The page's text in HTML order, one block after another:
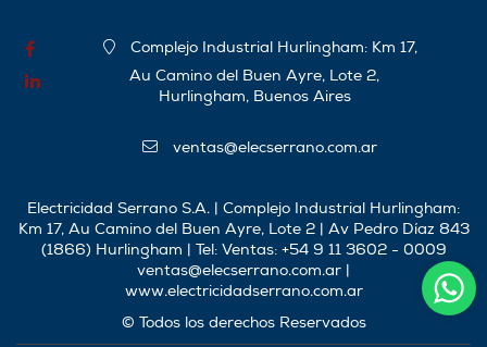
Complejo Industrial Hurlingham: Km 17,
Au Camino del Buen Ayre, Lote 2,
Hurlingham, Buenos Aires
ventas@elecserrano.com.ar
Electricidad Serrano S.A. | Complejo Industrial Hurlingham:
Km 17, Au Camino del Buen Ayre, Lote 2 | Av Pedro Díaz 843
(1866) Hurlingham | Tel: Ventas: +54 9 11 3602 - 0009
ventas@elecserrano.com.ar |
www.electricidadserrano.com.ar
© Todos los derechos Reservados